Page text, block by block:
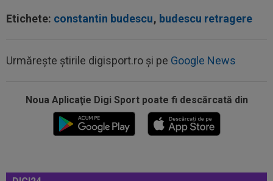
Etichete: constantin budescu, budescu retragere
Urmărește știrile digisport.ro și pe Google News
Noua Aplicaţie Digi Sport poate fi descărcată din
Marius Șumudică NU a semnat cu CFR Cluj!
Varga, promisiune de 5 milioane de...